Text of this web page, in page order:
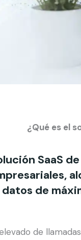
¿Qué es el
SaaS de
de
de llamadas